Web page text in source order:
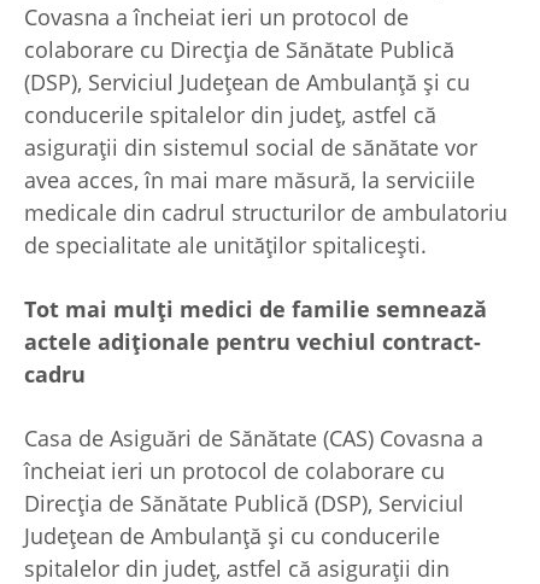
Covasna a încheiat ieri un protocol de
colaborare cu Direcția de Sănătate Publică
(DSP), Serviciul Judeţean de Ambulanţă şi cu
conducerile spitalelor din județ, astfel că
asiguraţii din sistemul social de sănătate vor
avea acces, în mai mare măsură, la serviciile
medicale din cadrul structurilor de ambulatoriu
de specialitate ale unităţilor spitaliceşti.
Tot mai mulţi medici de familie semnează
actele adiţionale pentru vechiul contract-
cadru
Casa de Asiguări de Sănătate (CAS) Covasna a
încheiat ieri un protocol de colaborare cu
Direcția de Sănătate Publică (DSP), Serviciul
Judeţean de Ambulanţă şi cu conducerile
spitalelor din județ, astfel că asiguraţii din